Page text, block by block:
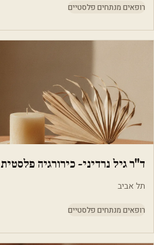
רופאים מנתחים פלסטיים
ד"ר גיל נרדיני- כירורגיה פלסטית
תל אביב
רופאים מנתחים פלסטיים